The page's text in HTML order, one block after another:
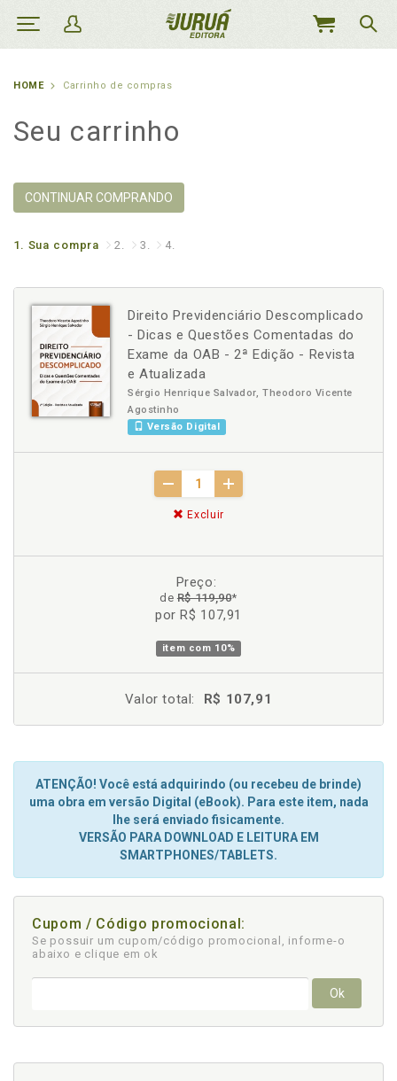
MEU
HOME Carrinho de compras
Seu carrinho
CONTINUAR COMPRANDO
1. Sua compra 2. 3. 4.
Direito Previdenciário Descomplicado
- Dicas e Questões Comentadas do
Exame da OAB - 2ª Edição - Revista
e Atualizada
Sérgio Henrique Salvador, Theodoro Vicente
Agostinho
Versão Digital
Excluir
Preço:
deR$ 119,90*
por R$ 107,91
item com 10%
Valor total: R$ 107,91
ATENÇÃO! Você está adquirindo (ou recebeu de brinde)
uma obra em versão Digital (eBook). Para este item, nada
lhe será enviado fisicamente.
VERSÃO PARA DOWNLOAD E LEITURA EM
SMARTPHONES/TABLETS.
Cupom / Código promocional:
Se possuir um cupom/código promocional, informe-o
abaixo e clique em ok
Ok